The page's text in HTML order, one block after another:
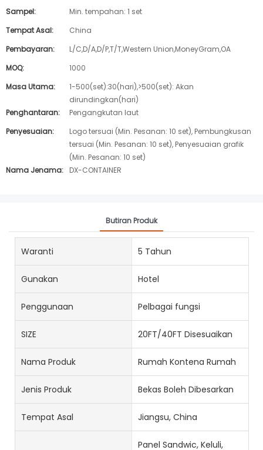
Sampel:
Min. tempahan: 1 set
Tempat Asal:
China
Pembayaran:
L/C,D/A,D/P,T/T,Western Union,MoneyGram,OA
MOQ:
1000
Masa Utama:
1-500(set):30(hari),>500(set): Akan
dirundingkan(hari)
Penghantaran:
Pengangkutan laut
Penyesuaian:
Logo tersuai (Min. Pesanan: 10 set), Pembungkusan
tersuai (Min. Pesanan: 10 set), Penyesuaian grafik
(Min. Pesanan: 10 set)
Nama Jenama:
DX-CONTAINER
Butiran Produk
Waranti 5 Tahun
Gunakan Hotel
Penggunaan Pelbagai fungsi
SIZE 20FT/40FT Disesuaikan
Nama Produk Rumah Kontena Rumah
Jenis Produk Bekas Boleh Dibesarkan
Tempat Asal Jiangsu, China
Panel Sandwic, Keluli,